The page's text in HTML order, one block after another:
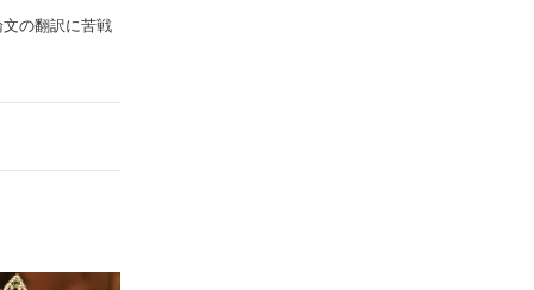
の翻訳に苦戦